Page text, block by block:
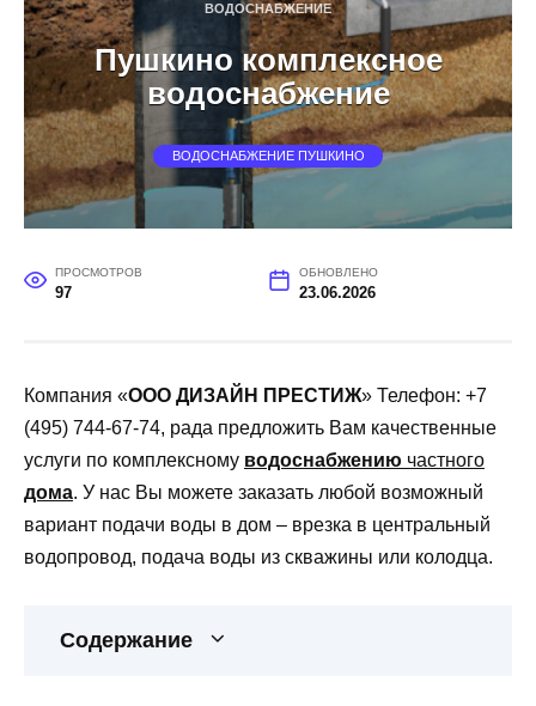
ВОДОСНАБЖЕНИЕ
Пушкино комплексное
водоснабжение
ВОДОСНАБЖЕНИЕ ПУШКИНО
ПРОСМОТРОВ
97
ОБНОВЛЕНО
23.06.2026
Компания «ООО ДИЗАЙН ПРЕСТИЖ» Телефон: +7
(495) 744-67-74, рада предложить Вам качественные
услуги по комплексному водоснабжению частного
дома. У нас Вы можете заказать любой возможный
вариант подачи воды в дом – врезка в центральный
водопровод, подача воды из скважины или колодца.
Содержание